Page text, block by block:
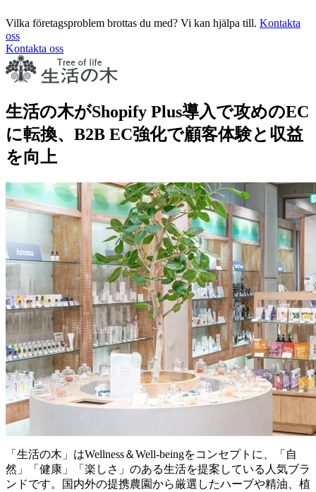
Vilka företagsproblem brottas du med? Vi kan hjälpa till. Kontakta
oss
Kontakta oss
生活の木がShopify Plus導入で攻めのEC
に転換、B2B EC強化で顧客体験と収益
を向上
「生活の木」はWellness＆Well-beingをコンセプトに、「自
然」「健康」「楽しさ」のある生活を提案している人気ブラ
ンドです。国内外の提携農園から厳選したハーブや精油、植